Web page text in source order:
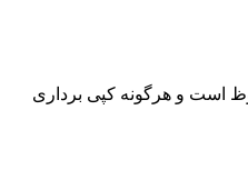
است و هرگونه کپی برداری